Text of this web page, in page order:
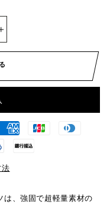
、強固で超軽量素材の